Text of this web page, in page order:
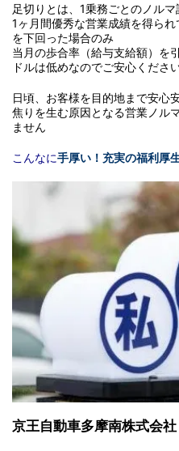
足切りとは、1乗務ごとのノル
1ヶ月間優秀な営業成績を得ら
を下回った場合のみ
当月の歩合率（給与支給額）を
ドルは低めなのでご安心くださ
日頃、お客様を目的地まで安心
焦りを生む原因となる営業ノル
ません
こんなに手厚い！充実の福利厚
京王自動車多摩南株式会